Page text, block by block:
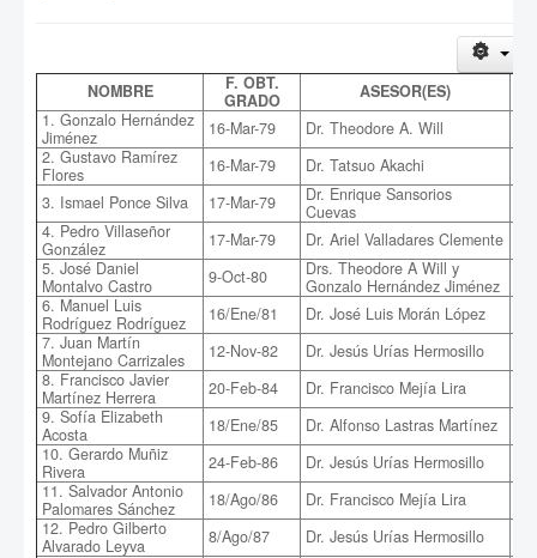
NOMBRE
F. OBT.
GRADO
ASESOR(ES)
1. Gonzalo Hernández
Jiménez
16-Mar-79 Dr. Theodore A. Will
2. Gustavo Ramírez
Flores
16-Mar-79 Dr. Tatsuo Akachi
3. Ismael Ponce Silva
17-Mar-79
Dr. Enrique Sansorios
Cuevas
4. Pedro Villaseñor
González
17-Mar-79 Dr. Ariel Valladares Clemente
5. José Daniel
Montalvo Castro
9-Oct-80
Drs. Theodore A Will y
Gonzalo Hernández Jiménez
6. Manuel Luis
Rodríguez Rodríguez
16/Ene/81 Dr. José Luis Morán López
7. Juan Martín
Montejano Carrizales
12-Nov-82 Dr. Jesús Urías Hermosillo
8. Francisco Javier
Martínez Herrera
20-Feb-84 Dr. Francisco Mejía Lira
9. Sofía Elizabeth
Acosta
18/Ene/85 Dr. Alfonso Lastras Martínez
10. Gerardo Muñiz
Rivera
24-Feb-86 Dr. Jesús Urías Hermosillo
11. Salvador Antonio
Palomares Sánchez
18/Ago/86 Dr. Francisco Mejía Lira
12. Pedro Gilberto
Alvarado Leyva
8/Ago/87 Dr. Jesús Urías Hermosillo